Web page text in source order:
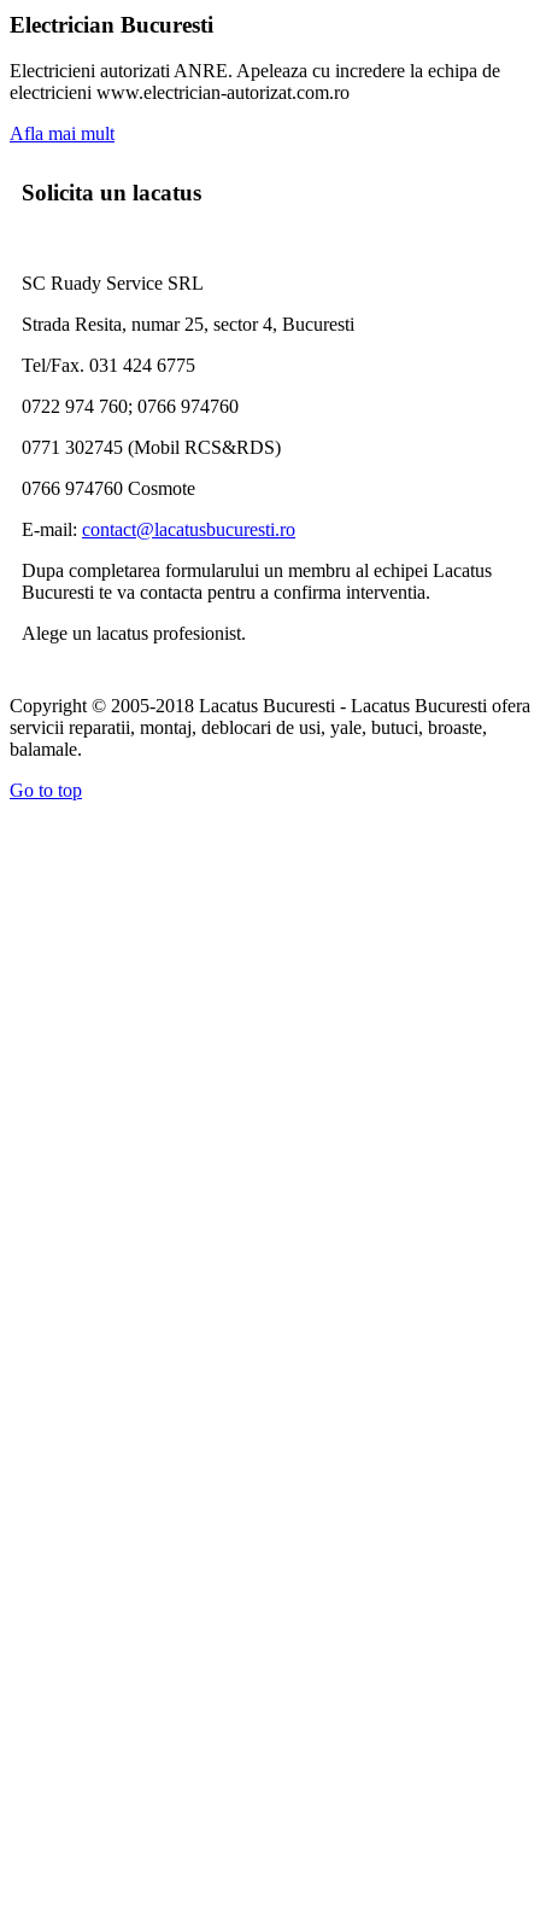
Electrician Bucuresti
Electricieni autorizati ANRE. Apeleaza cu incredere la echipa de
electricieni www.electrician-autorizat.com.ro
Afla mai mult
Solicita un lacatus
SC Ruady Service SRL
Strada Resita, numar 25, sector 4, Bucuresti
Tel/Fax. 031 424 6775
0722 974 760; 0766 974760
0771 302745 (Mobil RCS&RDS)
0766 974760 Cosmote
E-mail: contact@lacatusbucuresti.ro
Dupa completarea formularului un membru al echipei Lacatus
Bucuresti te va contacta pentru a confirma interventia.
Alege un lacatus profesionist.
Copyright © 2005-2018 Lacatus Bucuresti - Lacatus Bucuresti ofera
servicii reparatii, montaj, deblocari de usi, yale, butuci, broaste,
balamale.
Go to top